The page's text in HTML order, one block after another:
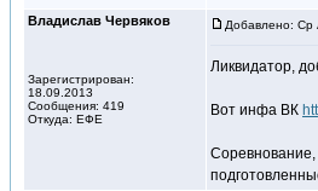
Владислав Червяков
Зарегистрирован:
18.09.2013
Сообщения: 419
Откуда: ЕФЕ
Добавлено: Ср
Ликвидатор,
Вот инфа ВК
Соревнование,